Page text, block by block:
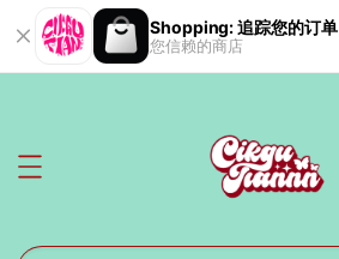
Shopping: 追踪您的订单
您信赖的商店